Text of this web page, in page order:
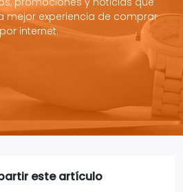
mejor experiencia de comprar
por internet.
este artículo